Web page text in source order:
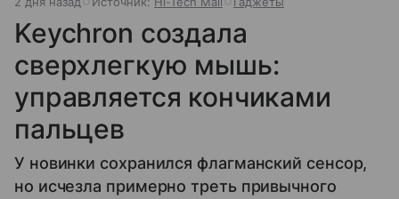
Keychron создала
сверхлегкую мышь:
управляется кончиками
пальцев
У новинки сохранился флагманский сенсор,
но исчезла примерно треть привычного